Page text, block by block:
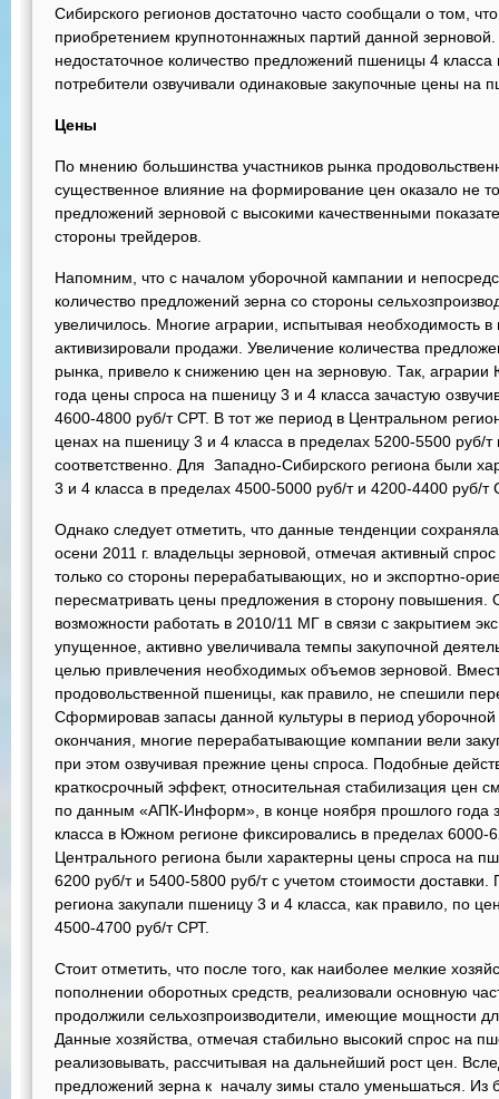
Сибирского регионов достаточно часто сообщали о том,
приобретением крупнотоннажных партий данной зерновой.
недостаточное количество предложений пшеницы 4 класса
потребители озвучивали одинаковые закупочные цены на
Цены
По мнению большинства участников рынка
существенное влияние на формирование цен оказало не
предложений зерновой с высокими качественными
стороны трейдеров.
Напомним, что с началом уборочной кампании и
количество предложений зерна со стороны
увеличилось. Многие аграрии, испытывая необходимость
активизировали продажи. Увеличение количества
рынка, привело к снижению цен на зерновую. Так, аграрии
года цены спроса на пшеницу 3 и 4 класса зачастую
4600-4800 руб/т СРТ. В тот же период в Центральном
ценах на пшеницу 3 и 4 класса в пределах 5200-5500 руб/
соответственно. Для Западно-Сибирского региона были
3 и 4 класса в пределах 4500-5000 руб/т и 4200-4400 руб/т
Однако следует отметить, что данные тенденции
осени 2011 г. владельцы зерновой, отмечая активный
только со стороны перерабатывающих, но и экспортно-
пересматривать цены предложения в сторону повышения.
возможности работать в 2010/11 МГ в связи с закрытием
упущенное, активно увеличивала темпы закупочной
целью привлечения необходимых объемов зерновой.
продовольственной пшеницы, как правило, не спешили
Сформировав запасы данной культуры в период
окончания, многие перерабатывающие компании вели
при этом озвучивая прежние цены спроса. Подобные
краткосрочный эффект, относительная стабилизация цен
по данным «АПК-Информ», в конце ноября прошлого года
класса в Южном регионе фиксировались в пределах 6000-
Центрального региона были характерны цены спроса на
6200 руб/т и 5400-5800 руб/т с учетом стоимости
региона закупали пшеницу 3 и 4 класса, как правило, по
4500-4700 руб/т СРТ.
Стоит отметить, что после того, как наиболее мелкие
пополнении оборотных средств, реализовали основную
продолжили сельхозпроизводители, имеющие мощности
Данные хозяйства, отмечая стабильно высокий спрос на
реализовывать, рассчитывая на дальнейший рост цен.
предложений зерна к началу зимы стало уменьшаться. Из